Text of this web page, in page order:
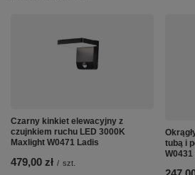
Czarny kinkiet elewacyjny z
czujnkiem ruchu LED 3000K
Maxlight W0471 Ladis
479,00 zł / szt.
tubą i
W0431